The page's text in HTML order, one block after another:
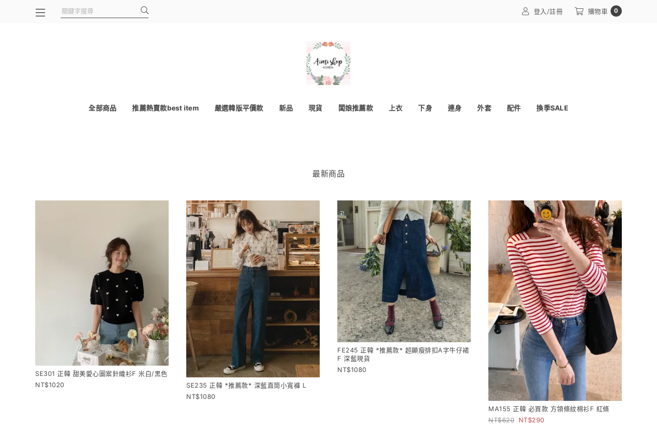
登入/註冊 購物車 0
全部商品 推薦熱賣款best item 嚴選韓版平價款 新品 現貨 闆娘推薦款 上衣 下身 連身 外套 配件 換季SALE
最新商品
SE301 正韓 甜美愛心圖案針織衫F 米白/黑色
1020
SE235 正韓 *推薦款* 深藍直筒小寬褲 L
1080
FE245 正韓 *推薦款* 超顯瘦排扣A字牛仔裙
F 深藍現貨
1080
MA155 正韓 必買款 方領條紋棉衫F 紅條
620
290